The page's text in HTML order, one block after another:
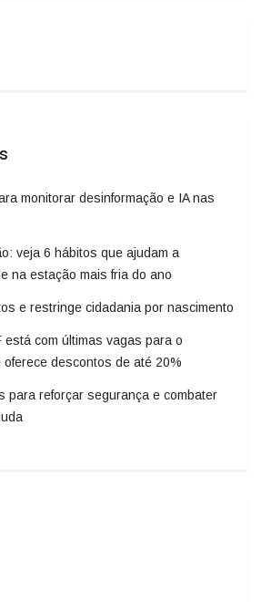
monitorar desinformação e IA nas
veja 6 hábitos que ajudam a
na estação mais fria do ano
e restringe cidadania por nascimento
está com últimas vagas para o
descontos de até 20%
para reforçar segurança e combater